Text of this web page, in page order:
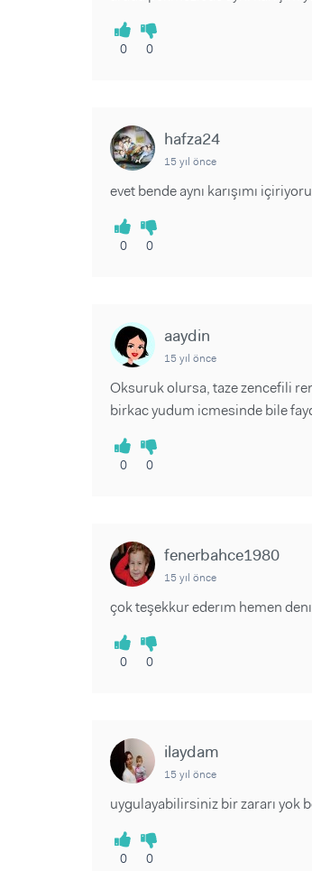
0 0
hafza24
15 yıl önce
evet bende aynı karışımı
0 0
aaydin
15 yıl önce
Oksuruk olursa, taze zencefili
birkac yudum icmesinde bile
0 0
fenerbahce1980
15 yıl önce
çok teşekkur ederım hemen
0 0
ilaydam
15 yıl önce
uygulayabilirsiniz bir zararı yok
0 0